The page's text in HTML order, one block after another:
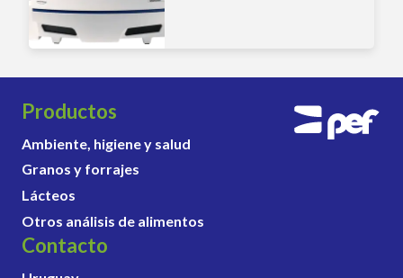
Productos
Ambiente, higiene y salud
Granos y forrajes
Lácteos
Otros análisis de alimentos
Contacto